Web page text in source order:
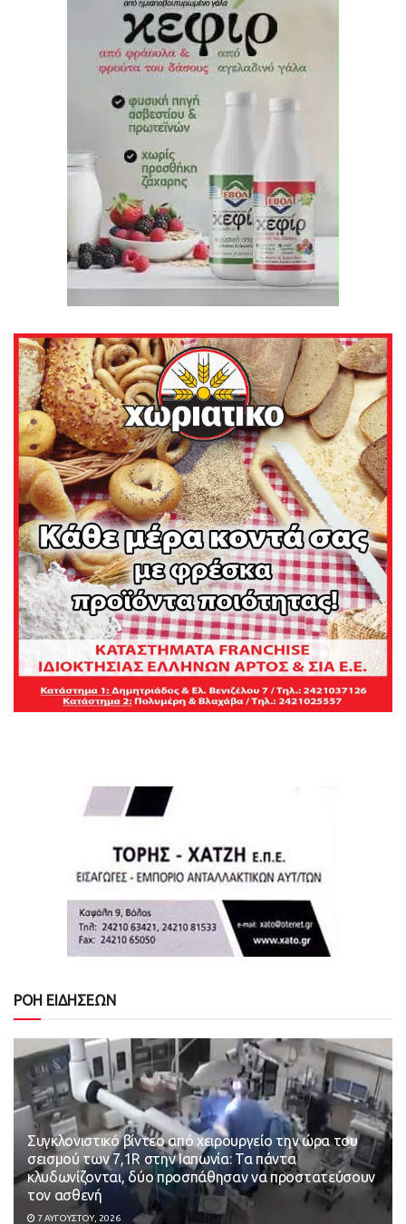
ΡΟΗ ΕΙΔΗΣΕΩΝ
Συγκλονιστικό βίντεο από χειρουργείο την ώρα του
σεισμού των 7,1R στην Ιαπωνία: Τα πάντα
κλυδωνίζονται, δύο προσπάθησαν να προστατεύσουν
τον ασθενή
7 ΑΥΓΟΎΣΤΟΥ, 2026